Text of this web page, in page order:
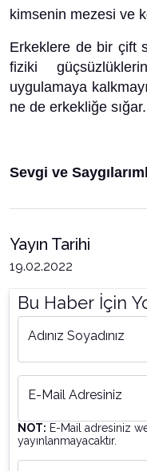
kimsenin mezesi ve
Erkeklere de bir çift
fiziki
uygulamaya
ne de erkekliğe sığar.
Sevgi ve
Yayın Tarihi
19.02.2022
Bu Haber İçin
Adınız Soyadınız
E-Mail Adresiniz
NOT: E-Mail adresiniz
yayınlanmayacaktır.